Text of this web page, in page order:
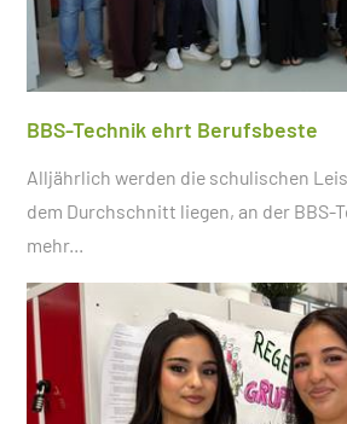
BBS-Technik ehrt Berufsbeste
Alljährlich werden die schulischen
dem Durchschnitt liegen, an der BBS-
mehr...